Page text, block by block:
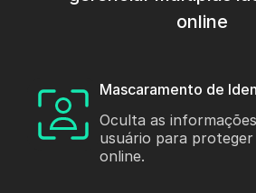
online
Mascaramento de
Oculta as
usuário para proteger
online.